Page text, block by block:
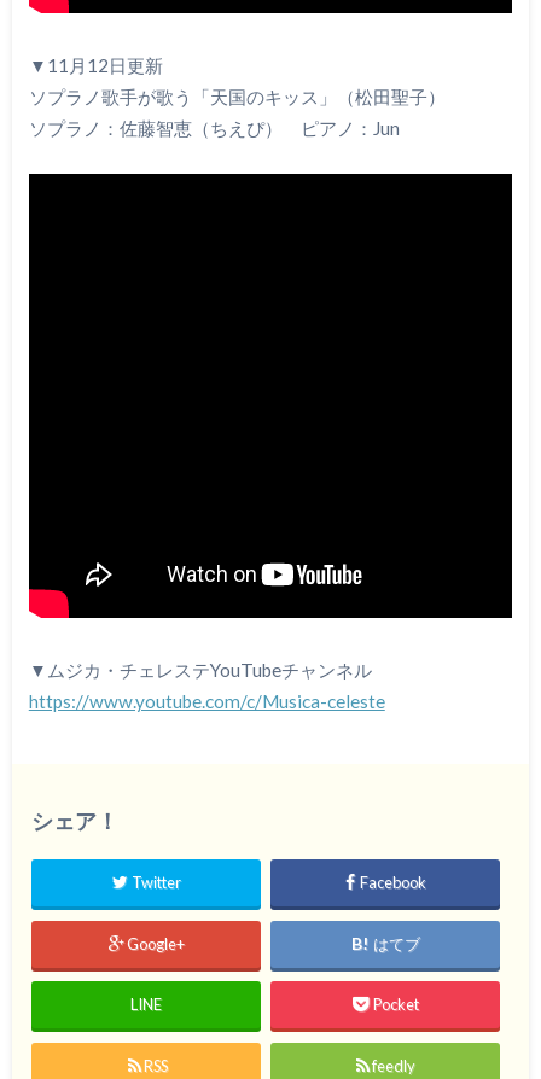
▼11月12日更新
ソプラノ歌手が歌う「天国のキッス」（松田聖子）
ソプラノ：佐藤智恵（ちえぴ） ピアノ：Jun
▼ムジカ・チェレステYouTubeチャンネル
https://www.youtube.com/c/Musica-celeste
シェア！
Twitter Facebook
Google+ はてブ
LINE Pocket
RSS feedly